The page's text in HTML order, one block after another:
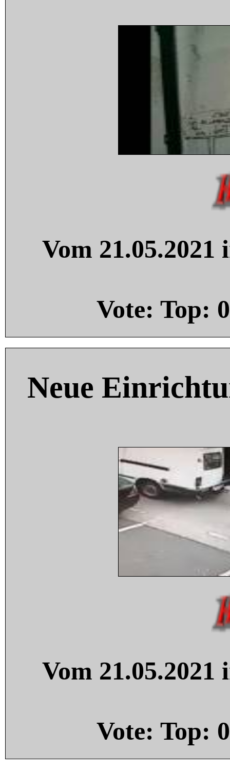
Vom
Vote: Top: 0
Neue
Vom
Vote: Top: 0